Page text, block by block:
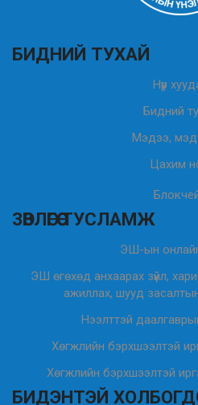
БИДНИЙ ТУХАЙ
Нүүр
Бидний
Мэдээ,
Цахим
ЗӨВЛӨГӨӨ ТУСЛАМЖ
ЭШ-ын онлайн
ЭШ өгөхөд анхаарах зүйл,
ажиллах, шууд
Нээлттэй
Хөгжлийн бэрхшээлтэй
Хөгжлийн бэрхшээлтэй
БИДЭНТЭЙ